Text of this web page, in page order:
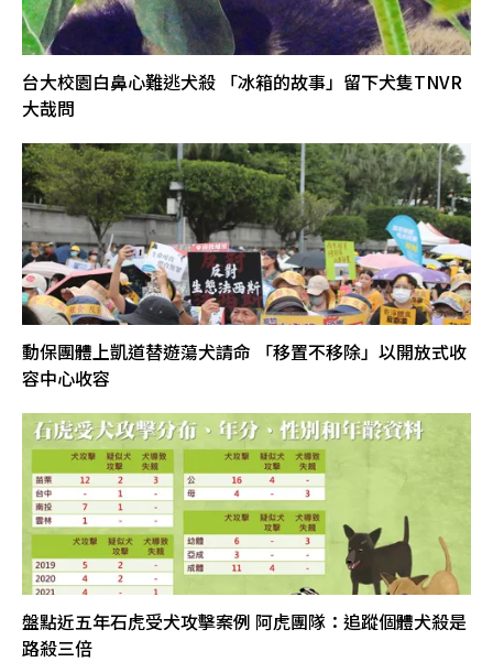
台大校園白鼻心難逃犬殺 「冰箱的故事」留下犬隻TNVR
大哉問
動保團體上凱道替遊蕩犬請命 「移置不移除」以開放式收
容中心收容
盤點近五年石虎受犬攻擊案例 阿虎團隊：追蹤個體犬殺是
路殺三倍